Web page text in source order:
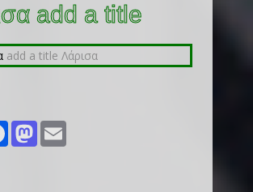
add a title
FacebookMastodon